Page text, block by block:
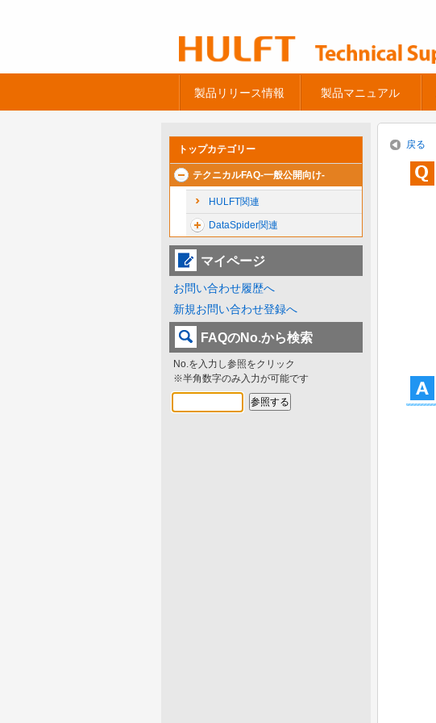
製品リリース情報 製品マニュアル
トップカテゴリー
テクニカルFAQ-一般公開向け-
HULFT関連
DataSpider関連
マイページ
お問い合わせ履歴へ
新規お問い合わせ登録へ
FAQのNo.から検索
No.を入力し参照をクリック
※半角数字のみ入力が可能です
戻る